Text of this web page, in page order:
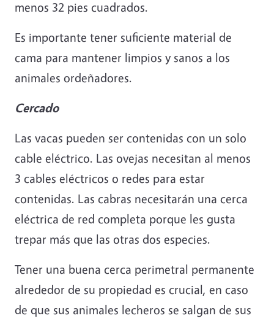
menos 32 pies cuadrados.
Es importante tener suficiente material de
cama para mantener limpios y sanos a los
animales ordeñadores.
Cercado
Las vacas pueden ser contenidas con un solo
cable eléctrico. Las ovejas necesitan al menos
3 cables eléctricos o redes para estar
contenidas. Las cabras necesitarán una cerca
eléctrica de red completa porque les gusta
trepar más que las otras dos especies.
Tener una buena cerca perimetral permanente
alrededor de su propiedad es crucial, en caso
de que sus animales lecheros se salgan de sus